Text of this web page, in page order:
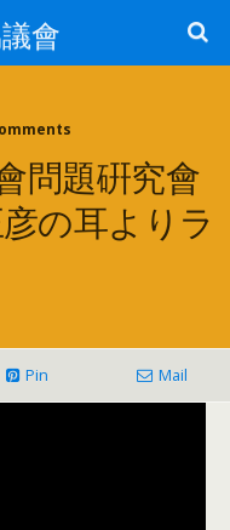
會
問題硏究會
の耳よりラ
Pin Mail